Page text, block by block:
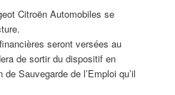
Citroën Automobiles se
seront versées au
de sortir du dispositif en
Sauvegarde de l’Emploi qu’il